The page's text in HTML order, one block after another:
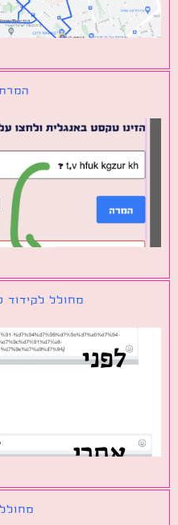
המרת טקסט
מחולל לקידוד כתובת
מחולל